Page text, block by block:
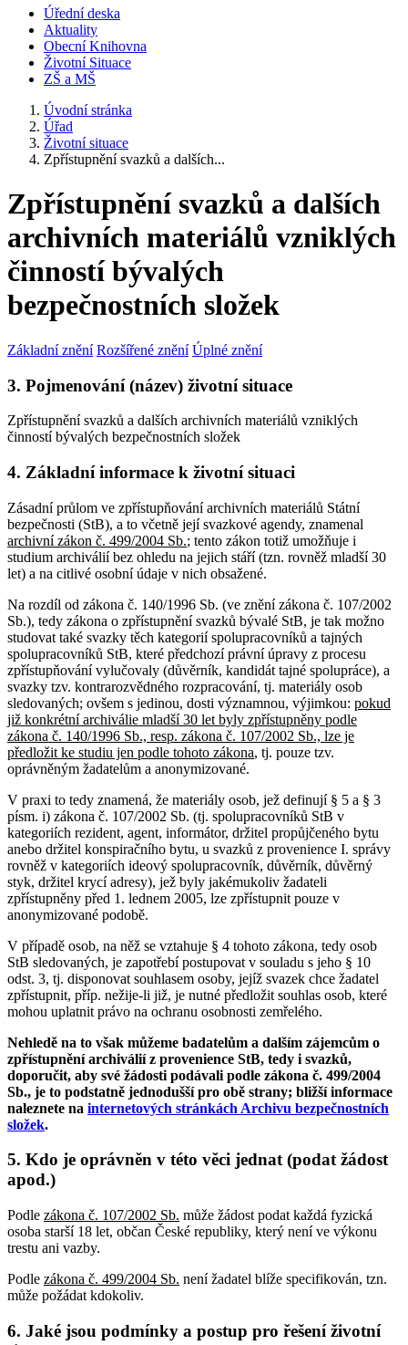
Úřední deska
Aktuality
Obecní Knihovna
Životní Situace
ZŠ a MŠ
Úvodní stránka
Úřad
Životní situace
Zpřístupnění svazků a dalších...
Zpřístupnění svazků a dalších
archivních materiálů vzniklých
činností bývalých
bezpečnostních složek
Základní znění Rozšířené znění Úplné znění
3. Pojmenování (název) životní situace
Zpřístupnění svazků a dalších archivních materiálů vzniklých
činností bývalých bezpečnostních složek
4. Základní informace k životní situaci
Zásadní průlom ve zpřístupňování archivních materiálů Státní
bezpečnosti (StB), a to včetně její svazkové agendy, znamenal
archivní zákon č. 499/2004 Sb.; tento zákon totiž umožňuje i
studium archiválií bez ohledu na jejich stáří (tzn. rovněž mladší 30
let) a na citlivé osobní údaje v nich obsažené.
Na rozdíl od zákona č. 140/1996 Sb. (ve znění zákona č. 107/2002
Sb.), tedy zákona o zpřístupnění svazků bývalé StB, je tak možno
studovat také svazky těch kategorií spolupracovníků a tajných
spolupracovníků StB, které předchozí právní úpravy z procesu
zpřístupňování vylučovaly (důvěrník, kandidát tajné spolupráce), a
svazky tzv. kontrarozvědného rozpracování, tj. materiály osob
sledovaných; ovšem s jedinou, dosti významnou, výjimkou: pokud
již konkrétní archiválie mladší 30 let byly zpřístupněny podle
zákona č. 140/1996 Sb., resp. zákona č. 107/2002 Sb., lze je
předložit ke studiu jen podle tohoto zákona, tj. pouze tzv.
oprávněným žadatelům a anonymizované.
V praxi to tedy znamená, že materiály osob, jež definují § 5 a § 3
písm. i) zákona č. 107/2002 Sb. (tj. spolupracovníků StB v
kategoriích rezident, agent, informátor, držitel propůjčeného bytu
anebo držitel konspiračního bytu, u svazků z provenience I. správy
rovněž v kategoriích ideový spolupracovník, důvěrník, důvěrný
styk, držitel krycí adresy), jež byly jakémukoliv žadateli
zpřístupněny před 1. lednem 2005, lze zpřístupnit pouze v
anonymizované podobě.
V případě osob, na něž se vztahuje § 4 tohoto zákona, tedy osob
StB sledovaných, je zapotřebí postupovat v souladu s jeho § 10
odst. 3, tj. disponovat souhlasem osoby, jejíž svazek chce žadatel
zpřístupnit, příp. nežije-li již, je nutné předložit souhlas osob, které
mohou uplatnit právo na ochranu osobnosti zemřelého.
Nehledě na to však můžeme badatelům a dalším zájemcům o
zpřístupnění archiválií z provenience StB, tedy i svazků,
doporučit, aby své žádosti podávali podle zákona č. 499/2004
Sb., je to podstatně jednodušší pro obě strany; bližší informace
naleznete na internetových stránkách Archivu bezpečnostních
složek.
5. Kdo je oprávněn v této věci jednat (podat žádost
apod.)
Podle zákona č. 107/2002 Sb. může žádost podat každá fyzická
osoba starší 18 let, občan České republiky, který není ve výkonu
trestu ani vazby.
Podle zákona č. 499/2004 Sb. není žadatel blíže specifikován, tzn.
může požádat kdokoliv.
6. Jaké jsou podmínky a postup pro řešení životní